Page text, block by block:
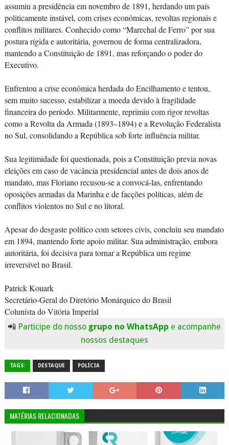
assumiu a presidência em novembro de 1891, herdando um país
politicamente instável, com crises econômicas, revoltas regionais e
conflitos militares. Conhecido como “Marechal de Ferro” por sua
postura rígida e autoritária, governou de forma centralizadora,
mantendo a Constituição de 1891, mas reforçando o poder do
Executivo.
Enfrentou a crise econômica herdada do Encilhamento e tentou,
sem muito sucesso, estabilizar a moeda devido à fragilidade
financeira do período. Militarmente, reprimiu com rigor revoltas
como a Revolta da Armada (1893–1894) e a Revolução Federalista
no Sul, consolidando a República sob forte influência militar.
Sua legitimidade foi questionada, pois a Constituição previa novas
eleições em caso de vacância presidencial antes de dois anos de
mandato, mas Floriano recusou-se a convocá-las, enfrentando
oposições armadas da Marinha e de facções políticas, além de
conflitos violentos no Sul e no litoral.
Apesar do desgaste político com setores civis, concluiu seu mandato
em 1894, mantendo forte apoio militar. Sua administração, embora
autoritária, foi decisiva para tornar a República um regime
irreversível no Brasil.
Patrick Kouark
Secretário-Geral do Diretório Monárquico do Brasil
Colunista do Vitória Imperial
📲 Participe do nosso grupo no WhatsApp e acompanhe
nossos destaques
TAGS: DESTAQUE POLÍCIA
MATÉRIAS RELACIONADAS